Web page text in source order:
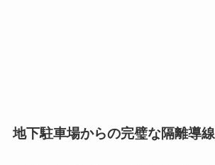
地下駐車場からの完璧な隔離導線